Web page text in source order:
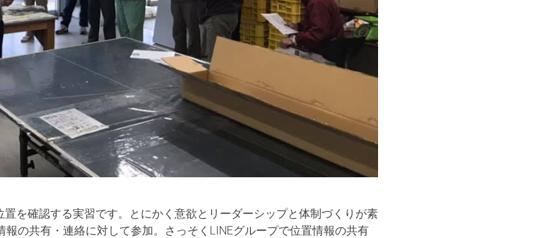
を確認する実習です。とにかく意欲とリーダーシップと体制づくりが素
の共有・連絡に対して参加。さっそくLINEグループで位置情報の共有